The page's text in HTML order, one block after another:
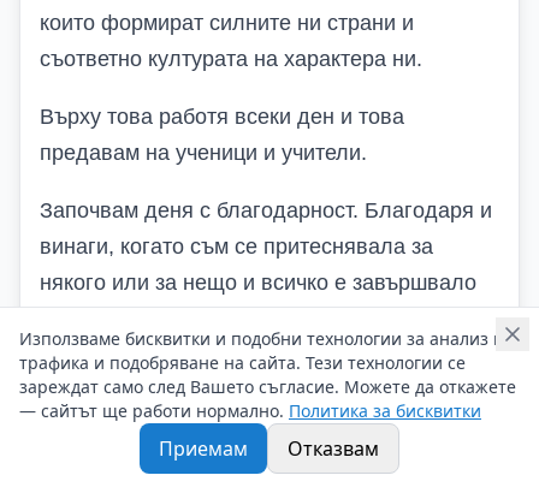
които формират силните ни страни и
съответно културата на характера ни.
Върху това работя всеки ден и това
предавам на ученици и учители.
Започвам деня с благодарност. Благодаря и
винаги, когато съм се притеснявала за
някого или за нещо и всичко е завършвало
мисията, която ми е дала и искам да я
изпълня достойно.
Използваме бисквитки и подобни технологии за анализ на
трафика и подобряване на сайта. Тези технологии се
зареждат само след Вашето съгласие. Можете да откажете
— сайтът ще работи нормално. Политика за бисквитки
Приемам Отказвам